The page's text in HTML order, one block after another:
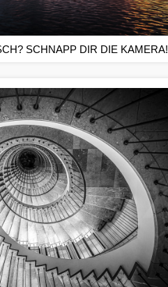
SCHNAPP DIR DIE KAMERA!